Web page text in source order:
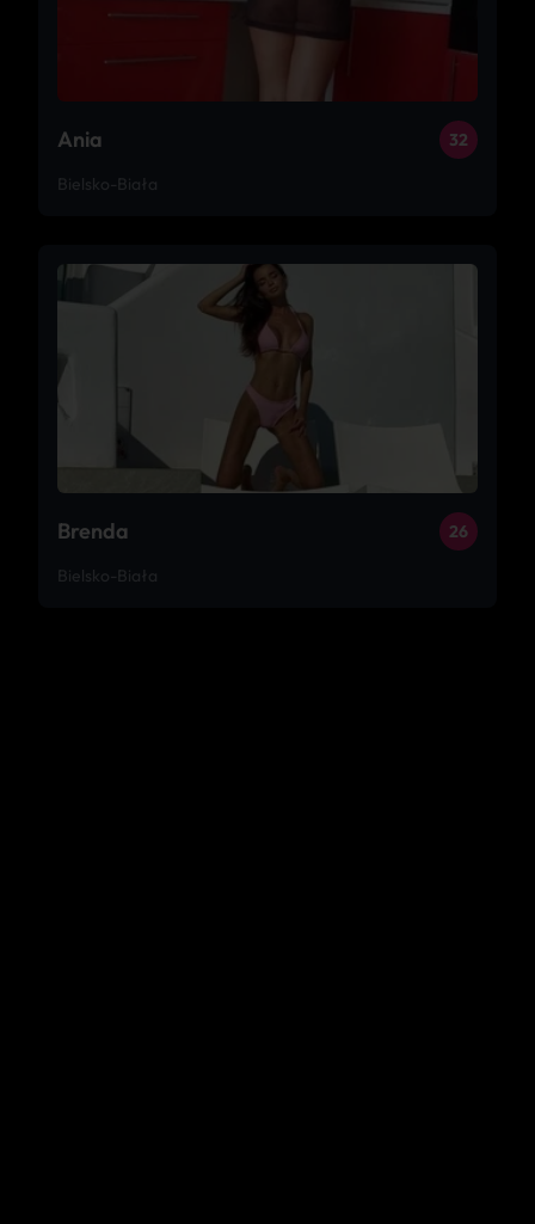
Ania 32
Bielsko-Biała
Brenda 26
Bielsko-Biała